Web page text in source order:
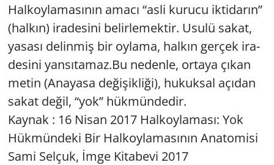
Hal­koy­la­ma­sı­nın amacı “asli ku­ru­cu ik­ti­da­rın”
(hal­kın) ira­de­si­ni be­lir­le­mek­tir. Usulü sakat,
ya­sa­sı de­lin­miş bir oy­la­ma, hal­kın ger­çek ira­
de­si­ni yan­sı­ta­maz.Bu ne­den­le, or­ta­ya çıkan
metin (Ana­ya­sa de­ği­şik­li­ği), hu­kuk­sal açı­dan
sakat değil, “yok” hük­mün­de­dir.
Kay­nak : 16 Nisan 2017 Hal­koy­la­ma­sı: Yok
Hük­mün­de­ki Bir Hal­koy­la­ma­sı­nın Ana­to­mi­si
Sami Sel­çuk, İmge Ki­ta­be­vi 2017